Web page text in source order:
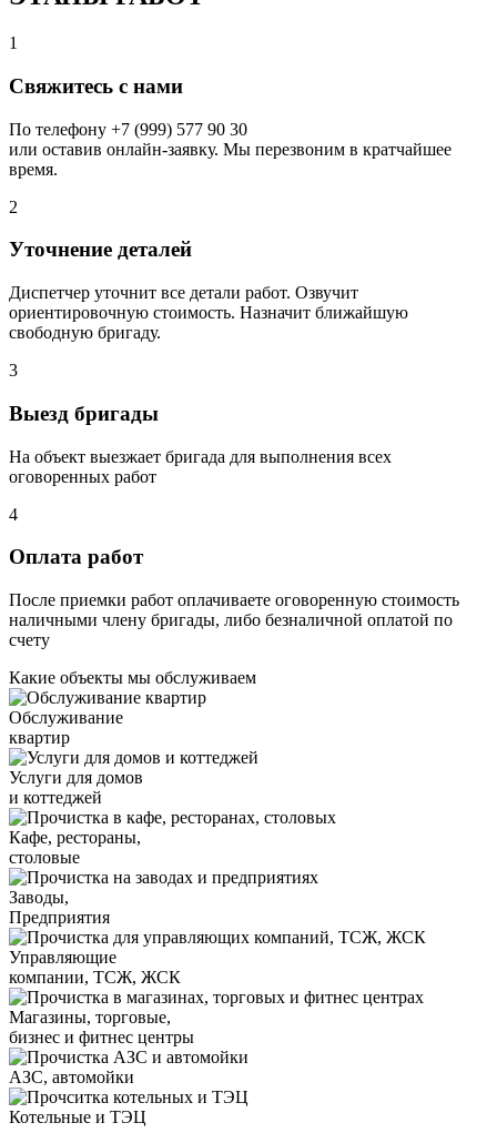
1
Свяжитесь с нами
По телефону +7 (999) 577 90 30
или оставив онлайн-заявку. Мы перезвоним в кратчайшее
время.
2
Уточнение деталей
Диспетчер уточнит все детали работ. Озвучит
ориентировочную стоимость. Назначит ближайшую
свободную бригаду.
3
Выезд бригады
На объект выезжает бригада для выполнения всех
оговоренных работ
4
Оплата работ
После приемки работ оплачиваете оговоренную стоимость
наличными члену бригады, либо безналичной оплатой по
счету
Какие объекты мы обслуживаем
Обслуживание
квартир
Услуги для домов
и коттеджей
Кафе, рестораны,
столовые
Заводы,
Предприятия
Управляющие
компании, ТСЖ, ЖСК
Магазины, торговые,
бизнес и фитнес центры
АЗС, автомойки
Котельные и ТЭЦ